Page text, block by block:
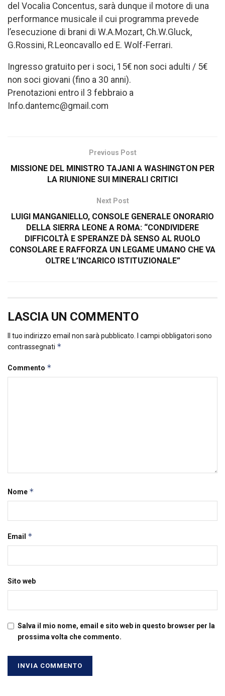
del Vocalia Concentus, sarà dunque il motore di una
performance musicale il cui programma prevede
l’esecuzione di brani di W.A.Mozart, Ch.W.Gluck,
G.Rossini, R.Leoncavallo ed E. Wolf-Ferrari.
Ingresso gratuito per i soci, 15€ non soci adulti / 5€
non soci giovani (fino a 30 anni).
Prenotazioni entro il 3 febbraio a
Info.dantemc@gmail.com
Previous Post
MISSIONE DEL MINISTRO TAJANI A WASHINGTON PER
LA RIUNIONE SUI MINERALI CRITICI
Next Post
LUIGI MANGANIELLO, CONSOLE GENERALE ONORARIO
DELLA SIERRA LEONE A ROMA: “CONDIVIDERE
DIFFICOLTÀ E SPERANZE DÀ SENSO AL RUOLO
CONSOLARE E RAFFORZA UN LEGAME UMANO CHE VA
OLTRE L’INCARICO ISTITUZIONALE”
LASCIA UN COMMENTO
Il tuo indirizzo email non sarà pubblicato.
I campi obbligatori sono
contrassegnati *
Commento *
Nome *
Email *
Sito web
Salva il mio nome, email e sito web in questo browser per la
prossima volta che commento.